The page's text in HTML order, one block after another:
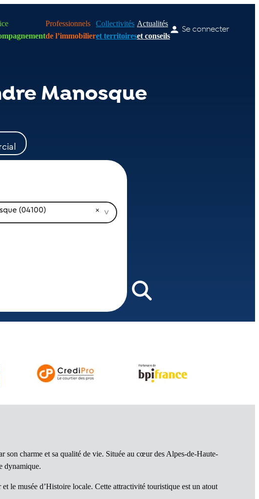
Professionnels
de l’immobilier
Collectivités
et territoires
Actualités
et conseils
Se connecter
Manosque
(04100)
son charme et sa qualité de vie. Située au cœur des Alpes-de-Haute-
dynamique.
le musée d’Histoire locale. Cette attractivité touristique est un atout